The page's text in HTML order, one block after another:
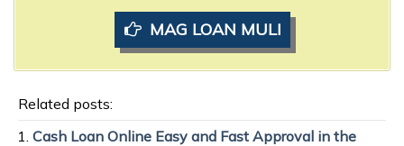
MAG LOAN MULI
Related posts:
Cash Loan Online Easy and Fast Approval in the